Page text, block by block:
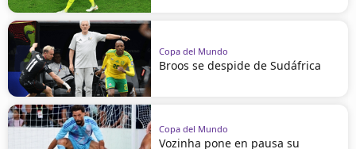
Copa del Mundo
Broos se despide de Sudáfrica
Copa del Mundo
Vozinha pone en pausa su